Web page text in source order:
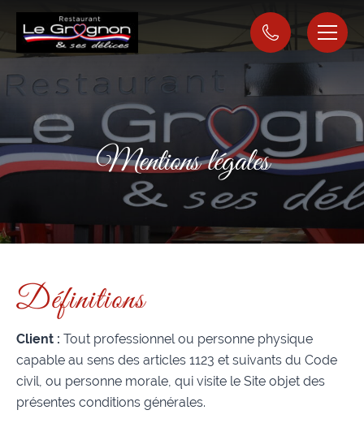
Mentions légales
Définitions
Client : Tout professionnel ou personne physique
capable au sens des articles 1123 et suivants du Code
civil, ou personne morale, qui visite le Site objet des
présentes conditions générales.